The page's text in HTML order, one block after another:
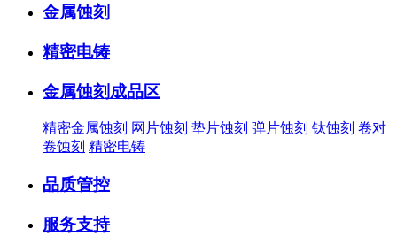
金属蚀刻
精密电铸
金属蚀刻成品区
精密金属蚀刻 网片蚀刻 垫片蚀刻 弹片蚀刻 钛蚀刻 卷对
卷蚀刻 精密电铸
品质管控
服务支持